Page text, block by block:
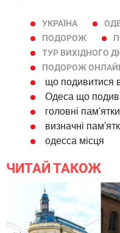
УКРАЇНА
ПОДОРОЖ
ТУР ВИХІДНОГО
ПОДОРОЖ
що подивитися
Одеса що
головні
визначні
одесса місця
ЧИТАЙ ТАКОЖ